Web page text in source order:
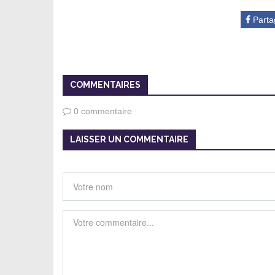
COMMENTAIRES
0 commentaire
LAISSER UN COMMENTAIRE